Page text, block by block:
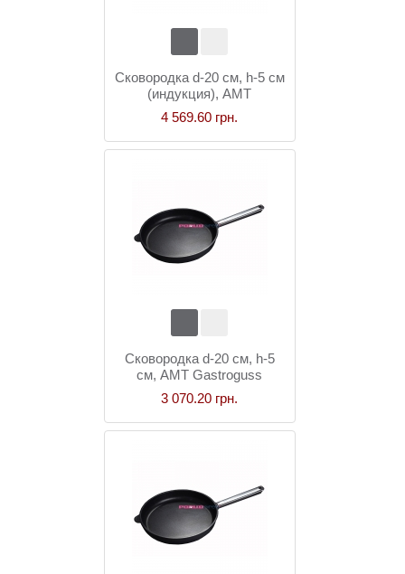
Сковородка d-20 см, h-5 см
(индукция), AMT
Gastroguss
4 569.60 грн.
Сковородка d-20 см, h-5
см, AMT Gastroguss
3 070.20 грн.